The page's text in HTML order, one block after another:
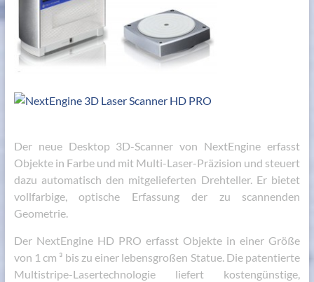
Der neue Desktop 3D-Scanner von NextEngine erfasst
Objekte in Farbe und mit Multi-Laser-Präzision und steuert
dazu automatisch den mitgelieferten Drehteller. Er bietet
vollfarbige, optische Erfassung der zu scannenden
Geometrie.
Der NextEngine HD PRO erfasst Objekte in einer Größe
von 1 cm ³ bis zu einer lebensgroßen Statue. Die patentierte
Multistripe-Lasertechnologie liefert kostengünstige,